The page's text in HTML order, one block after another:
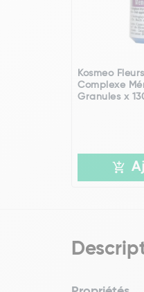
Kosmeo
Complexe
Granules x